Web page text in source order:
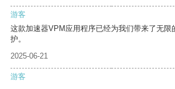
游客
这款加速器VPM应用程序已经为我们带来了无限
护。
2025-06-21
游客